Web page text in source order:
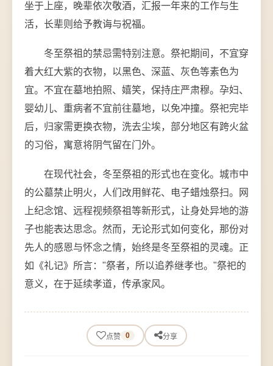
坐于上座，晚辈依次敬酒，汇报一年来的工作与生
活，长辈则给予教诲与祝福。
冬至祭祖的禁忌需特别注意。祭祀期间，不宜穿
着大红大紫的衣物，以黑色、深蓝、灰色等素色为
宜。不宜在墓地拍照、嬉笑，保持庄严肃穆。孕妇、
婴幼儿、重病者不宜前往墓地，以免冲撞。祭祀完毕
后，归家需更换衣物，洗去尘埃，部分地区有跨火盆
的习俗，寓意将阴气留在门外。
在现代社会，冬至祭祖的形式也在变化。城市中
的公墓禁止明火，人们改用鲜花、电子蜡烛祭扫。网
上纪念馆、远程视频祭祖等新形式，让身处异地的游
子也能表达思念。然而，无论形式如何变化，那份对
先人的感恩与怀念之情，始终是冬至祭祖的灵魂。正
如《礼记》所言："祭者，所以追养继孝也。"祭祀的
意义，在于延续孝道，传承家风。
点赞 0 分享